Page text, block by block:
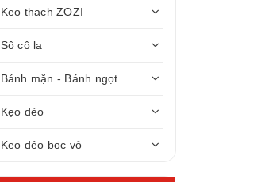
Kẹo thạch ZOZI
Sô cô la
Bánh mặn - Bánh ngọt
Kẹo dẻo
Kẹo dẻo bọc vỏ